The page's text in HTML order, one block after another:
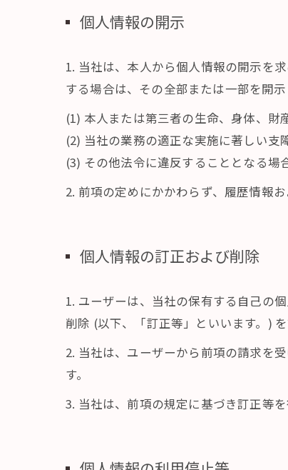
個人情報の開示
1. 当社は、本人から個人情報の開示を
する場合は、その全部または一部を開
(1) 本人または第三者の生命、身体、
(2) 当社の業務の適正な実施に著しい支
(3) その他法令に違反することとなる場
2. 前項の定めにかかわらず、履歴情報
個人情報の訂正および削除
1. ユーザーは、当社の保有する自己の
削除 (以下、「訂正等」といいます。)
2. 当社は、ユーザーから前項の請求を
す。
3. 当社は、前項の規定に基づき訂正等